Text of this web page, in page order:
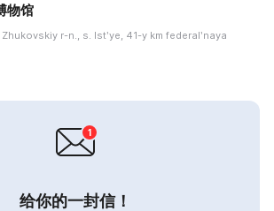
物馆
r-n., s. Istʹye, 41-y km federalʹnaya
给你的一封信！